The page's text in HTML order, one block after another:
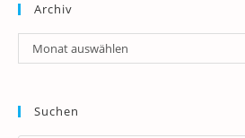
Archiv
Archiv
Monat auswählen
Suchen